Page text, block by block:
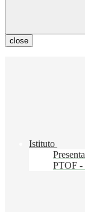
close
Istituto
PTOF -